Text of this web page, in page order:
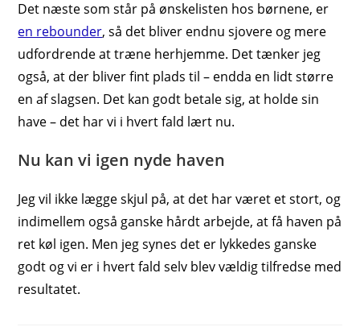
Det næste som står på ønskelisten hos børnene, er
en rebounder, så det bliver endnu sjovere og mere
udfordrende at træne herhjemme. Det tænker jeg
også, at der bliver fint plads til – endda en lidt større
en af slagsen. Det kan godt betale sig, at holde sin
have – det har vi i hvert fald lært nu.
Nu kan vi igen nyde haven
Jeg vil ikke lægge skjul på, at det har været et stort, og
indimellem også ganske hårdt arbejde, at få haven på
ret køl igen. Men jeg synes det er lykkedes ganske
godt og vi er i hvert fald selv blev vældig tilfredse med
resultatet.